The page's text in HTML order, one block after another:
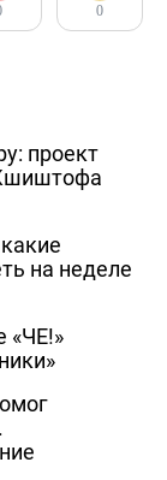
0
проект
на неделе
«ЧЕ!»